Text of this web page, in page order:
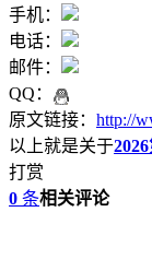
手机：
电话：
邮件：
QQ：
原文链接： http://
以上就是关于
打赏
0 条相关评论